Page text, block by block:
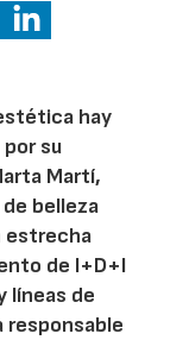
hay
su
Martí,
belleza
estrecha
de I+D+I
líneas de
responsable